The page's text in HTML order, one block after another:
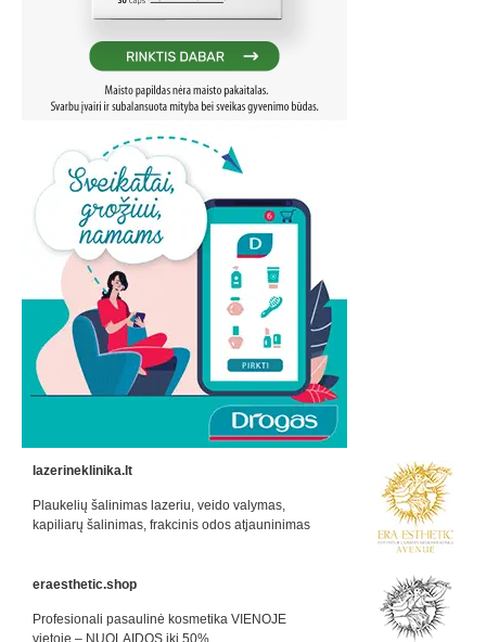
lazerineklinika.lt
Plaukelių šalinimas lazeriu, veido valymas,
kapiliarų šalinimas, frakcinis odos atjauninimas
eraesthetic.shop
Profesionali pasaulinė kosmetika VIENOJE
vietoje – NUOLAIDOS iki 50%